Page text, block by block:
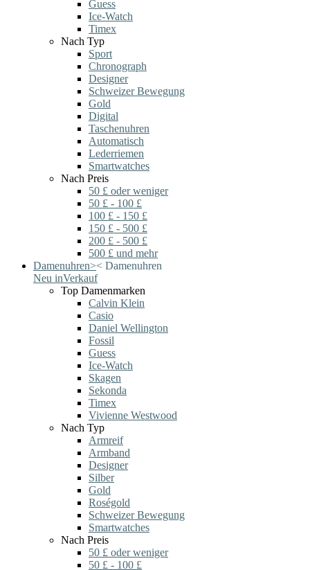
Guess
Ice-Watch
Timex
Nach Typ
Sport
Chronograph
Designer
Schweizer Bewegung
Gold
Digital
Taschenuhren
Automatisch
Lederriemen
Smartwatches
Nach Preis
50 £ oder weniger
50 £ - 100 £
100 £ - 150 £
150 £ - 500 £
200 £ - 500 £
500 £ und mehr
Damenuhren>< Damenuhren
Neu inVerkauf
Top Damenmarken
Calvin Klein
Casio
Daniel Wellington
Fossil
Guess
Ice-Watch
Skagen
Sekonda
Timex
Vivienne Westwood
Nach Typ
Armreif
Armband
Designer
Silber
Gold
Roségold
Schweizer Bewegung
Smartwatches
Nach Preis
50 £ oder weniger
50 £ - 100 £